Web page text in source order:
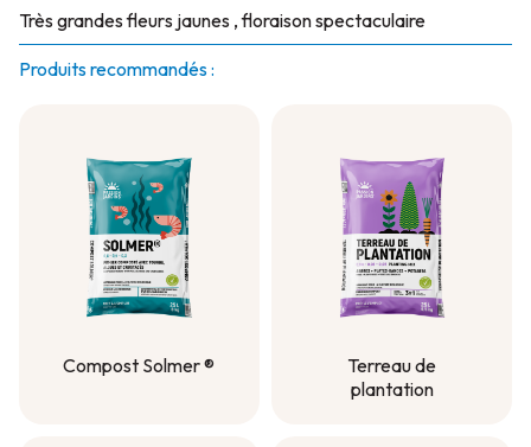
Très grandes fleurs jaunes , floraison spectaculaire
Produits recommandés :
Compost Solmer ®
Terreau de
plantation